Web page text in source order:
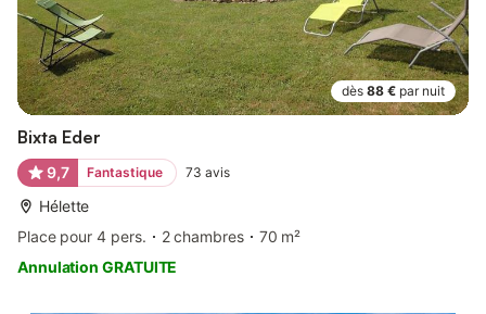
dès 88 € par nuit
Bixta Eder
9,7 Fantastique 73 avis
Hélette
Place pour 4 pers.
2 chambres
70 m²
Annulation GRATUITE